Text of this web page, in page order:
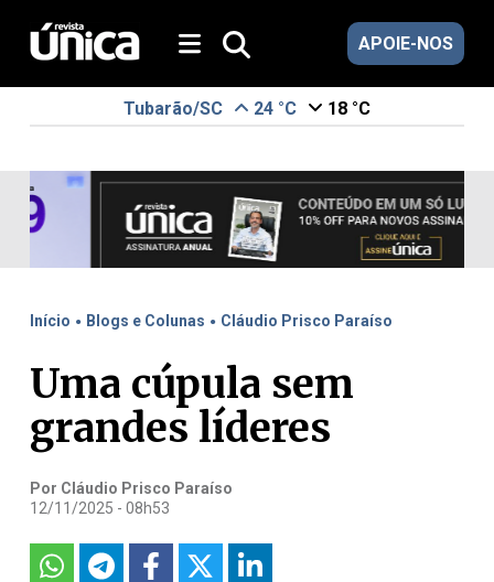
APOIE-NOS
Tubarão/SC 24 °C 18 °C
Início . Blogs e Colunas . Cláudio Prisco Paraíso
Uma cúpula sem
grandes líderes
Por Cláudio Prisco Paraíso
12/11/2025 - 08h53